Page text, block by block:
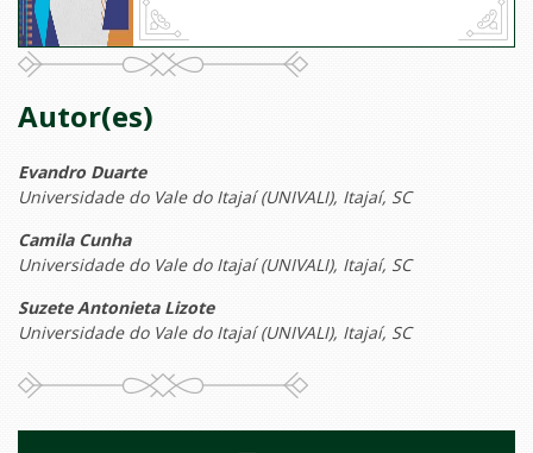
Autor(es)
Evandro Duarte
Universidade do Vale do Itajaí (UNIVALI), Itajaí, SC
Camila Cunha
Universidade do Vale do Itajaí (UNIVALI), Itajaí, SC
Suzete Antonieta Lizote
Universidade do Vale do Itajaí (UNIVALI), Itajaí, SC